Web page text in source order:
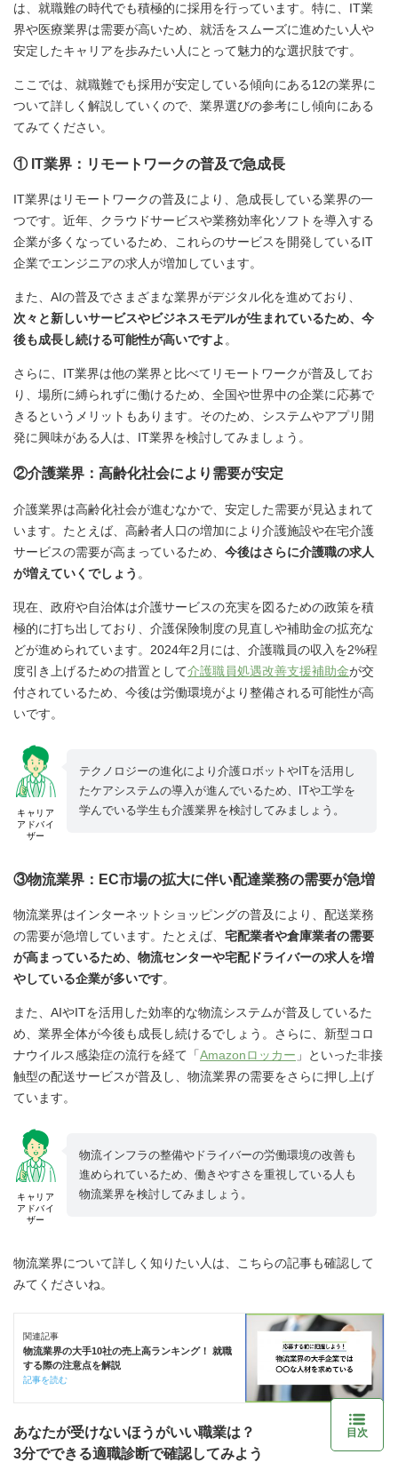
は、就職難の時代でも積極的に採用を行っています。特に、IT業
界や医療業界は需要が高いため、就活をスムーズに進めたい人や
安定したキャリアを歩みたい人にとって魅力的な選択肢です。
ここでは、就職難でも採用が安定している傾向にある12の業界に
ついて詳しく解説していくので、業界選びの参考にし傾向にある
てみてください。
① IT業界：リモートワークの普及で急成長
IT業界はリモートワークの普及により、急成長している業界の一
つです。近年、クラウドサービスや業務効率化ソフトを導入する
企業が多くなっているため、これらのサービスを開発しているIT
企業でエンジニアの求人が増加しています。
また、AIの普及でさまざまな業界がデジタル化を進めており、
次々と新しいサービスやビジネスモデルが生まれているため、今
後も成長し続ける可能性が高いですよ 。
さらに、IT業界は他の業界と比べてリモートワークが普及してお
り、場所に縛られずに働けるため、全国や世界中の企業に応募で
きるというメリットもあります。そのため、システムやアプリ開
発に興味がある人は、IT業界を検討してみましょう。
②介護業界：高齢化社会により需要が安定
介護業界は高齢化社会が進むなかで、安定した需要が見込まれて
います。たとえば、高齢者人口の増加により介護施設や在宅介護
サービスの需要が高まっているため、 今後はさらに介護職の求人
が増えていくでしょう 。
現在、政府や自治体は介護サービスの充実を図るための政策を積
極的に打ち出しており、介護保険制度の見直しや補助金の拡充な
どが進められています。2024年2月には、介護職員の収入を2%程
度引き上げるための措置として介護職員処遇改善支援補助金が交
付されているため、今後は労働環境がより整備される可能性が高
いです。
キャリア
アドバイ
ザー
テクノロジーの進化により介護ロボットやITを活用し
たケアシステムの導入が進んでいるため、ITや工学を
学んでいる学生も介護業界を検討してみましょう。
③物流業界：EC市場の拡大に伴い配達業務の需要が急増
物流業界はインターネットショッピングの普及により、配送業務
の需要が急増しています。たとえば、 宅配業者や倉庫業者の需要
が高まっているため、物流センターや宅配ドライバーの求人を増
やしている企業が多いです。
また、AIやITを活用した効率的な物流システムが普及しているた
め、業界全体が今後も成長し続けるでしょう。さらに、新型コロ
ナウイルス感染症の流行を経て「Amazonロッカー 」といった非接
触型の配送サービスが普及し、物流業界の需要をさらに押し上げ
ています。
キャリア
アドバイ
ザー
物流インフラの整備やドライバーの労働環境の改善も
進められているため、働きやすさを重視している人も
物流業界を検討してみましょう。
物流業界について詳しく知りたい人は、こちらの記事も確認して
みてくださいね。
関連記事
物流業界の大手10社の売上高ランキング！ 就職
する際の注意点を解説
記事を読む
あなたが受けないほうがいい職業は？
3分でできる適職診断で確認してみよう
目次